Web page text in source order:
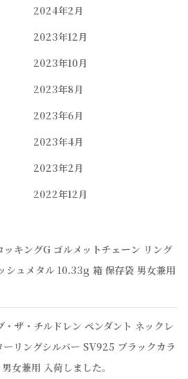
2024年2月
2023年12月
2023年10月
2023年8月
2023年6月
2023年4月
2023年2月
2022年12月
キングG ゴルメットチェーン リング
シュメタル 10.33g 箱 保存袋 男女兼用
ザ・チルドレン ペンダント ネックレ
リングシルバー SV925 ブラックカラ
女兼用 入荷しました。